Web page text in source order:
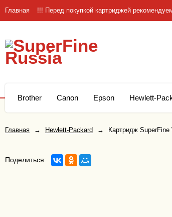
Главная !!! Перед покупкой картриджей
Brother Canon Epson Hewlett-
Главная → Hewlett-Packard → Картридж
Поделиться: